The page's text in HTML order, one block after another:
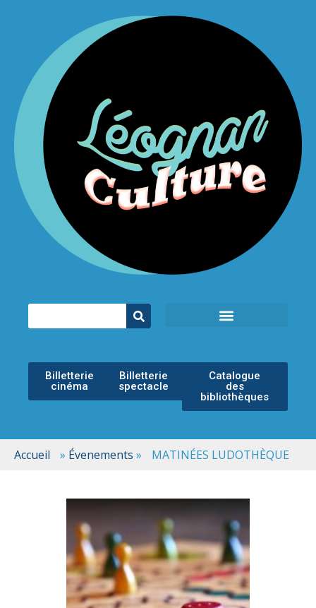
Billetterie
cinéma
Billetterie
spectacle
Catalogue
des
bibliothèques
Accueil » Évenements » MATINÉES LUDOTHÈQUE